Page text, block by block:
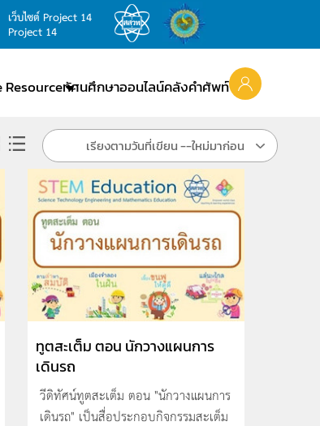
เว็บไซต์ Project 14
Project 14
ทัศนศึกษาออนไลน์คลังคำศัพท์
เรียงตามวันที่เขียน --ใหม่มาก่อน
ทูตสะเต็ม ตอน นักวางแผนการ
เดินรถ
วีดิทัศน์ทูตสะเต็ม ตอน "นักวางแผนการ
เดินรถ" เป็นสื่อประกอบกิจกรรมสะเต็ม